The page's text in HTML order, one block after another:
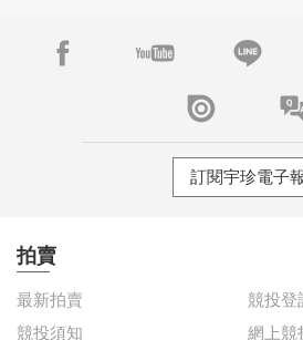
訂閱宇珍電子
拍賣
最新拍賣
競投登
競投須知
網上競